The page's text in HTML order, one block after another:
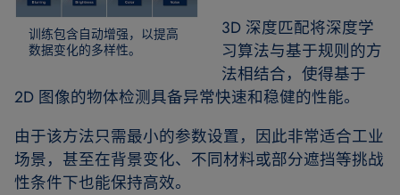
训练包含自动增强，以提高
数据变化的多样性。
3D 深度匹配将深度学
习算法与基于规则的方
法相结合，使得基于
2D 图像的物体检测具备异常快速和稳健的性能。
由于该方法只需最小的参数设置，因此非常适合工业
场景，甚至在背景变化、不同材料或部分遮挡等挑战
性条件下也能保持高效。